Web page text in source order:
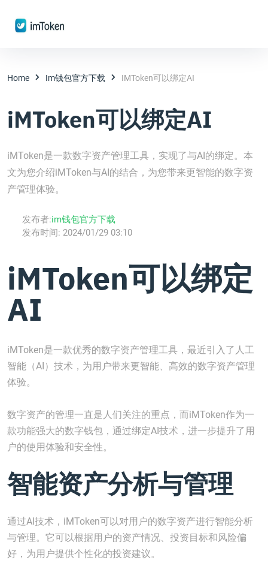
Home Im钱包官方下载 IMToken可以绑定AI
iMToken可以绑定AI
iMToken是一款数字资产管理工具，实现了与AI的绑定。本
文为您介绍iMToken与AI的结合，为您带来更智能的数字资
产管理体验。
发布者:im钱包官方下载
发布时间: 2024/01/29 03:10
iMToken可以绑定
AI
iMToken是一款优秀的数字资产管理工具，最近引入了人工
智能（AI）技术，为用户带来更智能、高效的数字资产管理
体验。
数字资产的管理一直是人们关注的重点，而iMToken作为一
款功能强大的数字钱包，通过绑定AI技术，进一步提升了用
户的使用体验和安全性。
智能资产分析与管理
通过AI技术，iMToken可以对用户的数字资产进行智能分析
与管理。它可以根据用户的资产情况、投资目标和风险偏
好，为用户提供个性化的投资建议。